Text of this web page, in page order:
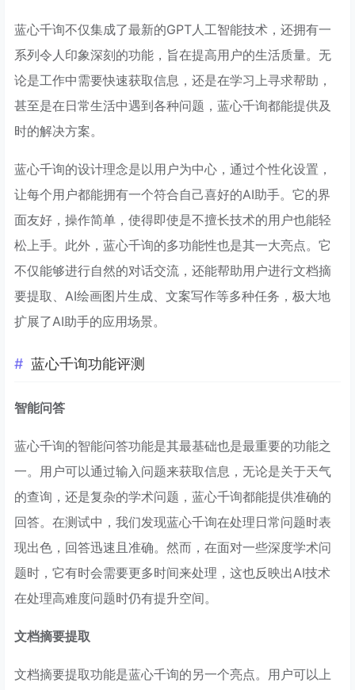
蓝心千询不仅集成了最新的GPT人工智能技术，还拥有一
系列令人印象深刻的功能，旨在提高用户的生活质量。无
论是工作中需要快速获取信息，还是在学习上寻求帮助，
甚至是在日常生活中遇到各种问题，蓝心千询都能提供及
时的解决方案。
蓝心千询的设计理念是以用户为中心，通过个性化设置，
让每个用户都能拥有一个符合自己喜好的AI助手。它的界
面友好，操作简单，使得即使是不擅长技术的用户也能轻
松上手。此外，蓝心千询的多功能性也是其一大亮点。它
不仅能够进行自然的对话交流，还能帮助用户进行文档摘
要提取、AI绘画图片生成、文案写作等多种任务，极大地
扩展了AI助手的应用场景。
蓝心千询功能评测
智能问答
蓝心千询的智能问答功能是其最基础也是最重要的功能之
一。用户可以通过输入问题来获取信息，无论是关于天气
的查询，还是复杂的学术问题，蓝心千询都能提供准确的
回答。在测试中，我们发现蓝心千询在处理日常问题时表
现出色，回答迅速且准确。然而，在面对一些深度学术问
题时，它有时会需要更多时间来处理，这也反映出AI技术
在处理高难度问题时仍有提升空间。
文档摘要提取
文档摘要提取功能是蓝心千询的另一个亮点。用户可以上